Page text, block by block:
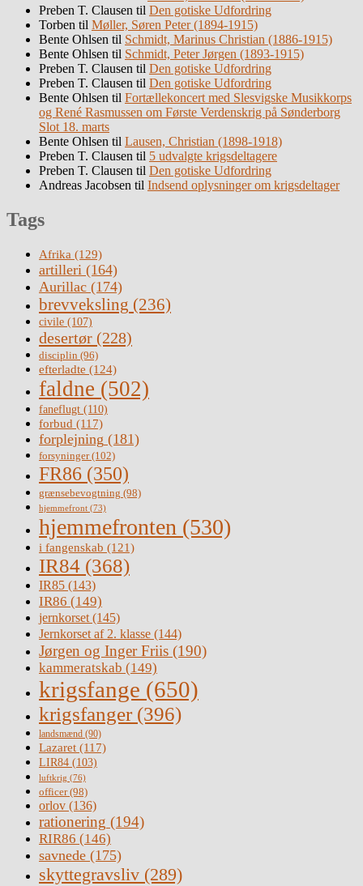
Preben T. Clausen til Den gotiske Udfordring
Torben til Møller, Søren Peter (1894-1915)
Bente Ohlsen til Schmidt, Marinus Christian (1886-1915)
Bente Ohlsen til Schmidt, Peter Jørgen (1893-1915)
Preben T. Clausen til Den gotiske Udfordring
Preben T. Clausen til Den gotiske Udfordring
Bente Ohlsen til Fortællekoncert med Slesvigske Musikkorps
og René Rasmussen om Første Verdenskrig på Sønderborg
Slot 18. marts
Bente Ohlsen til Lausen, Christian (1898-1918)
Preben T. Clausen til 5 udvalgte krigsdeltagere
Preben T. Clausen til Den gotiske Udfordring
Andreas Jacobsen til Indsend oplysninger om krigsdeltager
Tags
Afrika (129)
artilleri (164)
Aurillac (174)
brevveksling (236)
civile (107)
desertør (228)
disciplin (96)
efterladte (124)
faldne (502)
faneflugt (110)
forbud (117)
forplejning (181)
forsyninger(102)
FR86 (350)
grænsebevogtning (98)
hjemmefront (73)
hjemmefronten (530)
i fangenskab (121)
IR84 (368)
IR85 (143)
IR86 (149)
jernkorset(145)
Jernkorset af 2. klasse (144)
Jørgen og Inger Friis (190)
kammeratskab (149)
krigsfange (650)
krigsfanger (396)
landsmænd (90)
Lazaret (117)
LIR84 (103)
luftkrig (76)
officer(98)
orlov (136)
rationering (194)
RIR86 (146)
savnede (175)
skyttegravsliv (289)